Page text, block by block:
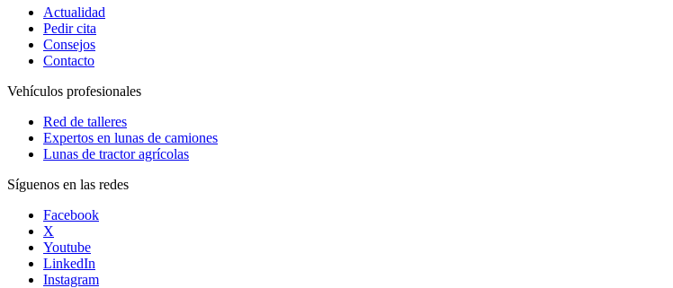
Actualidad
Pedir cita
Consejos
Contacto
Vehículos profesionales
Red de talleres
Expertos en lunas de camiones
Lunas de tractor agrícolas
Síguenos en las redes
Facebook
X
Youtube
LinkedIn
Instagram